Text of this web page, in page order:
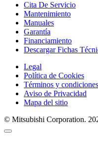
Cita De Servicio
Mantenimiento
Manuales
Garantía
Financiamiento
Descargar Fichas
Legal
Política de Cookies
Términos y condiciones
Aviso de Privacidad
Mapa del sitio
© Mitsubishi Corporation.